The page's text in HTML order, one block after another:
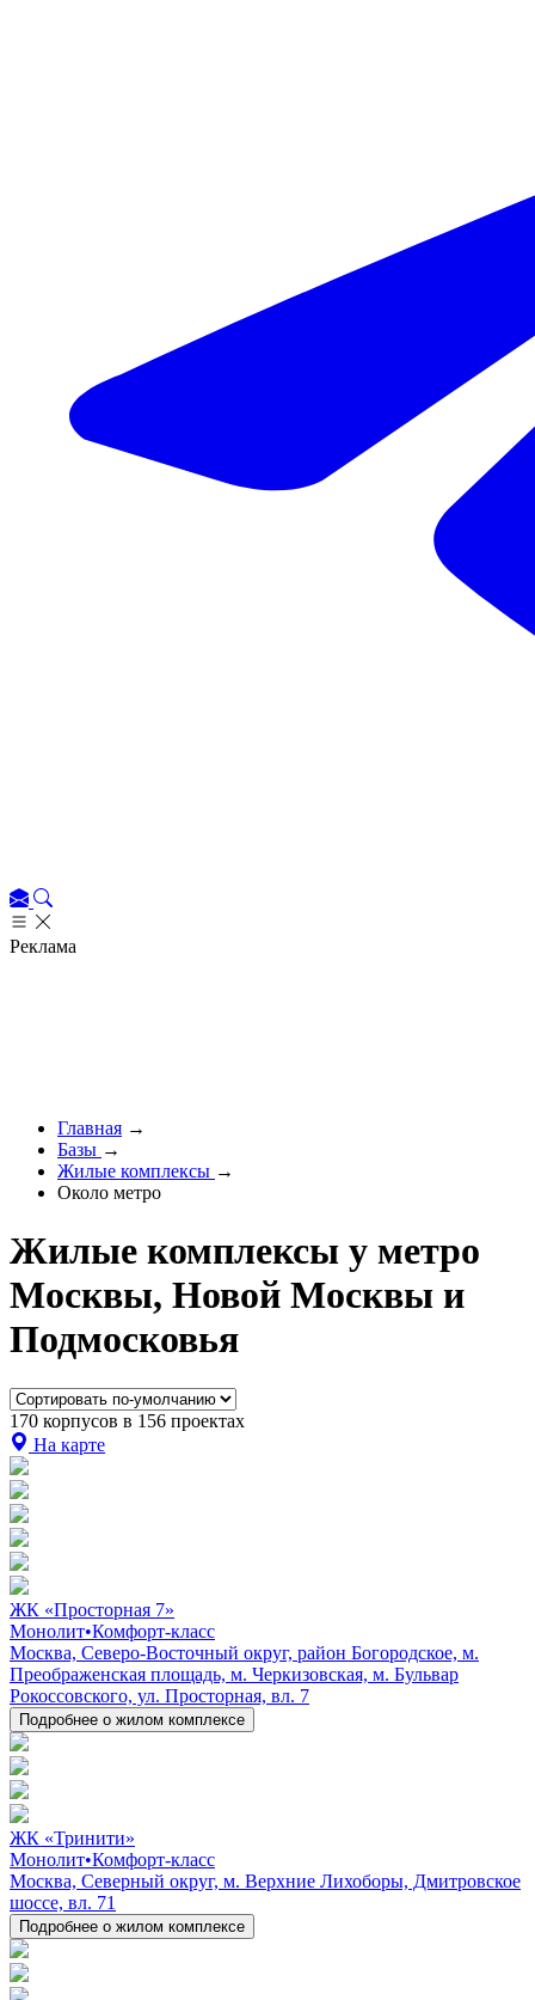
Реклама
Главная →
Базы →
Жилые комплексы →
Около метро
Жилые комплексы у метро
Москвы, Новой Москвы и
Подмосковья
170 корпусов в 156 проектах
На карте
ЖК «Просторная 7»
Монолит•Комфорт-класс
Москва, Северо-Восточный округ, район Богородское, м.
Преображенская площадь, м. Черкизовская, м. Бульвар
Рокоссовского, ул. Просторная, вл. 7
Подробнее о жилом комплексе
ЖК «Тринити»
Монолит•Комфорт-класс
Москва, Северный округ, м. Верхние Лихоборы, Дмитровское
шоссе, вл. 71
Подробнее о жилом комплексе